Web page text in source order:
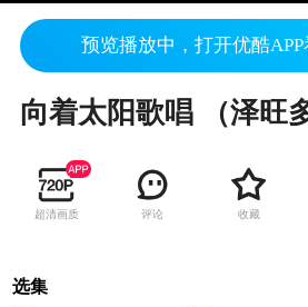
预览播放中，打开优酷
超清画质 评论 收藏
选集